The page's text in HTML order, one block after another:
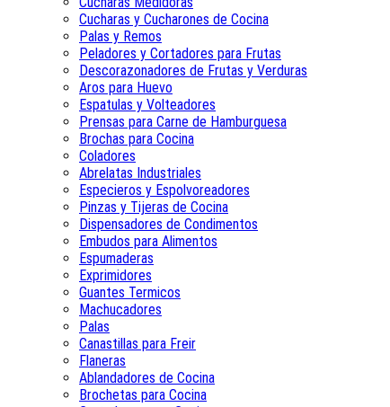
Cucharas y Cucharones de Cocina
Palas y Remos
Peladores y Cortadores para Frutas
Descorazonadores de Frutas y Verduras
Aros para Huevo
Espatulas y Volteadores
Prensas para Carne de Hamburguesa
Brochas para Cocina
Coladores
Abrelatas Industriales
Especieros y Espolvoreadores
Pinzas y Tijeras de Cocina
Dispensadores de Condimentos
Embudos para Alimentos
Espumaderas
Exprimidores
Guantes Termicos
Machucadores
Palas
Canastillas para Freir
Flaneras
Ablandadores de Cocina
Brochetas para Cocina